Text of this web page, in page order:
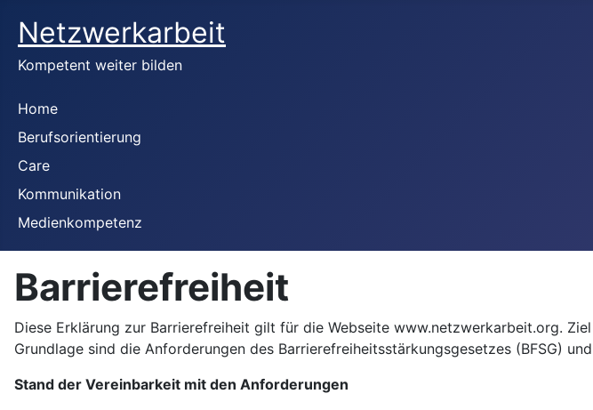
Netzwerkarbeit
Kompetent weiter bilden
Home
Berufsorientierung
Care
Kommunikation
Medienkompetenz
Barrierefreiheit
Diese Erklärung zur Barrierefreiheit gilt für die Webseite www.netzwerkarbeit.org.
Grundlage sind die Anforderungen des Barrierefreiheitsstärkungsgesetzes (BFSG)
Stand der Vereinbarkeit mit den Anforderungen